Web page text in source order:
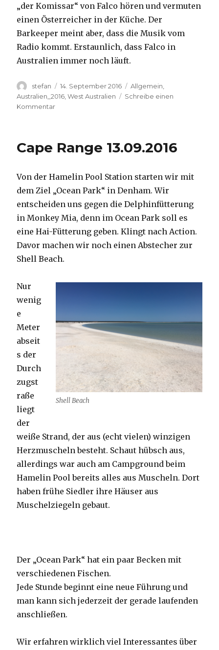
„der Komissar“ von Falco hören und vermuten
einen Österreicher in der Küche. Der
Barkeeper meint aber, dass die Musik vom
Radio kommt. Erstaunlich, dass Falco in
Australien immer noch läuft.
Autor
stefan
Veröffentlicht
am
14. September 2016 Kategorien
Allgemein
Australien_2016 ,West Australien
Schreibe einen
Kommentarzu
Cape Range 13.09.2016
Von der Hamelin Pool Station starten wir mit
dem Ziel „Ocean Park“ in Denham. Wir
entscheiden uns gegen die Delphinfütterung
in Monkey Mia, denn im Ocean Park soll es
eine Hai-Fütterung geben. Klingt nach Action.
Davor machen wir noch einen Abstecher zur
Shell Beach.
Shell Beach
Nur
wenig
e
Meter
abseit
s der
Durch
zugst
raße
liegt
der
weiße Strand, der aus (echt vielen) winzigen
Herzmuscheln besteht. Schaut hübsch aus,
allerdings war auch am Campground beim
Hamelin Pool bereits alles aus Muscheln. Dort
haben frühe Siedler ihre Häuser aus
Muschelziegeln gebaut.
Der „Ocean Park“ hat ein paar Becken mit
verschiedenen Fischen.
Jede Stunde beginnt eine neue Führung und
man kann sich jederzeit der gerade laufenden
anschließen.
Wir erfahren wirklich viel Interessantes über